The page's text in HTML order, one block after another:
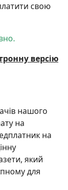
свою
версію
нашого
на
на
який
для